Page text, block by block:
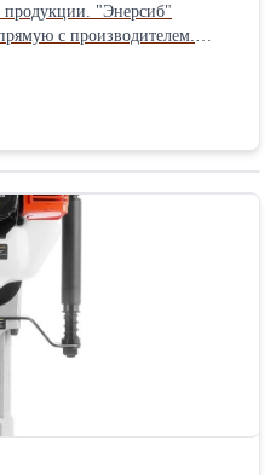
"Энерсиб"
с производителем.
товаров по всей территории